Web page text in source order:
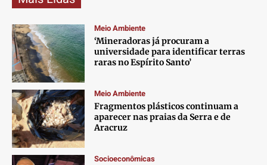
Meio Ambiente
‘Mineradoras já procuram a
universidade para identificar terras
raras no Espírito Santo’
Meio Ambiente
Fragmentos plásticos continuam a
aparecer nas praias da Serra e de
Aracruz
Socioeconômicas